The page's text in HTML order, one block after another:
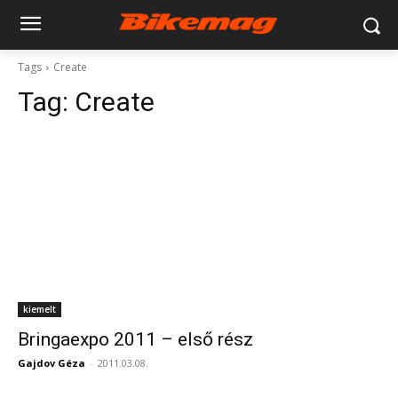
Tags Create
Tag: Create
kiemelt
Bringaexpo 2011 – első rész
Gajdov Géza - 2011.03.08.